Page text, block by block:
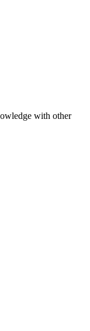
with other